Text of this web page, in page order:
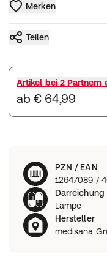
Merken
Teilen
Artikel bei 2 Partnern
ab € 64,99
PZN / EAN
12647089 /
Darreichung
Lampe
Hersteller
medisana